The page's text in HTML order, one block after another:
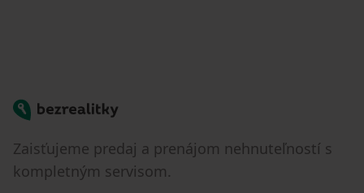
Bezrealitky
Zaisťujeme predaj a prenájom nehnuteľností s
kompletným servisom.